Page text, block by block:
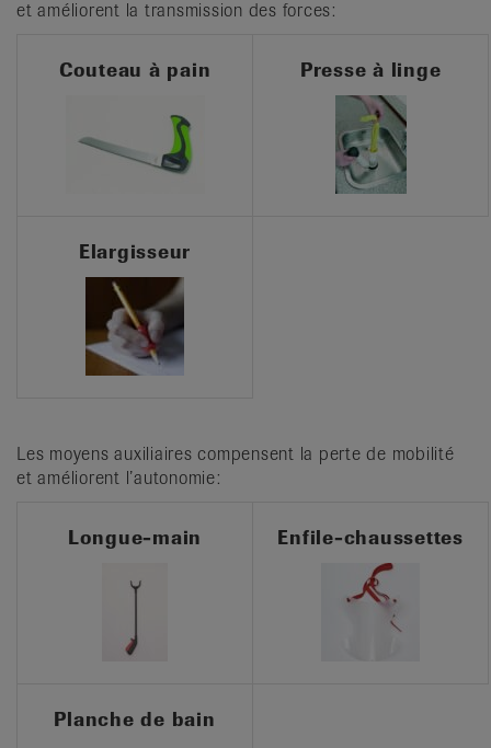
et améliorent la transmission des forces:
Couteau à pain Presse à linge
Elargisseur
Les moyens auxiliaires compensent la perte de mobilité
et améliorent l’autonomie:
Longue-main Enfile-chaussettes
Planche de bain